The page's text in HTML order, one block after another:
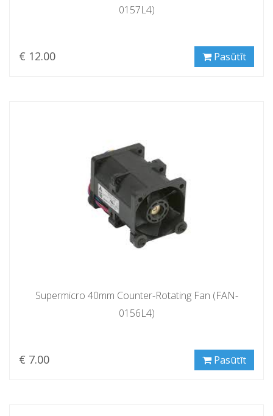
0157L4)
€ 12.00 Pasūtīt
Supermicro 40mm Counter-Rotating Fan (FAN-
0156L4)
€ 7.00 Pasūtīt